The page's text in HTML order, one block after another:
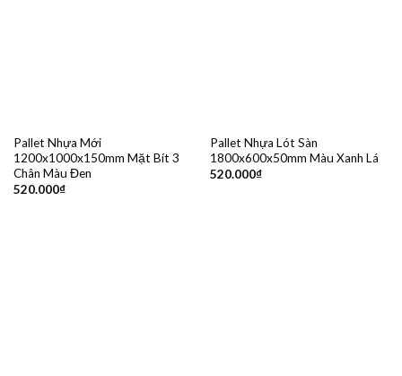
Pallet Nhựa Mới
1200x1000x150mm Mặt Bít 3
Chân Màu Đen
520.000₫
Pallet Nhựa Lót Sàn
1800x600x50mm Màu Xanh Lá
520.000₫